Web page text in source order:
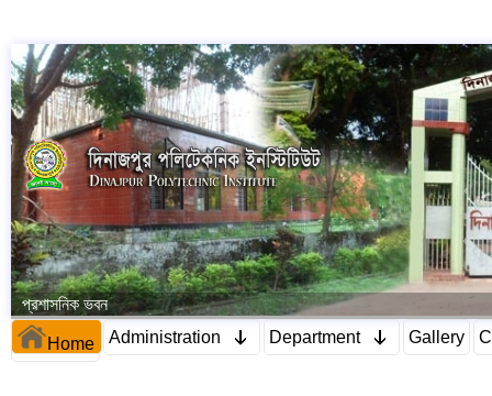
প্রশাসনিক ভবন
Home Administration Department Gallery